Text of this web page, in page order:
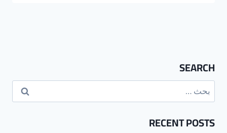
SEARCH
البحث
عن:
RECENT POSTS